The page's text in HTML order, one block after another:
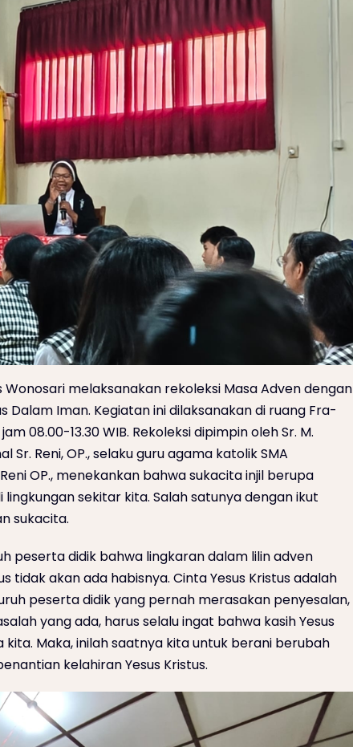
Wonosari melaksanakan rekoleksi Masa Adven dengan
Dalam Iman. Kegiatan ini dilaksanakan di ruang Fra-
08.00-13.30 WIB. Rekoleksi dipimpin oleh Sr. M.
Sr. Reni, OP., selaku guru agama katolik SMA
OP., menekankan bahwa sukacita injil berupa
sekitar kita. Salah satunya dengan ikut
sukacita.
peserta didik bahwa lingkaran dalam lilin adven
tidak akan ada habisnya. Cinta Yesus Kristus adalah
peserta didik yang pernah merasakan penyesalan,
yang ada, harus selalu ingat bahwa kasih Yesus
Maka, inilah saatnya kita untuk berani berubah
kelahiran Yesus Kristus.